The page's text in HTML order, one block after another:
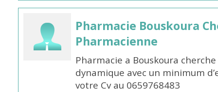
Pharmacie Bouskoura
Pharmacienne
Pharmacie a Bouskoura
dynamique avec un minimum
votre Cv au 0659768483